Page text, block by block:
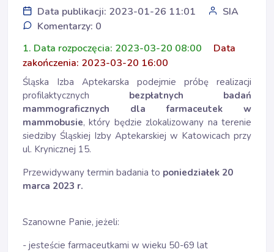
Data publikacji: 2023-01-26 11:01
SIA
Komentarzy: 0
1. Data rozpoczęcia: 2023-03-20 08:00
Data
zakończenia: 2023-03-20 16:00
Śląska Izba Aptekarska podejmie próbę realizacji
profilaktycznych bezpłatnych badań
mammograficznych dla farmaceutek w
mammobusie, który będzie zlokalizowany na terenie
siedziby Śląskiej Izby Aptekarskiej w Katowicach przy
ul. Krynicznej 15.
Przewidywany termin badania to poniedziałek 20
marca 2023 r.
Szanowne Panie, jeżeli:
- jesteście farmaceutkami w wieku 50-69 lat